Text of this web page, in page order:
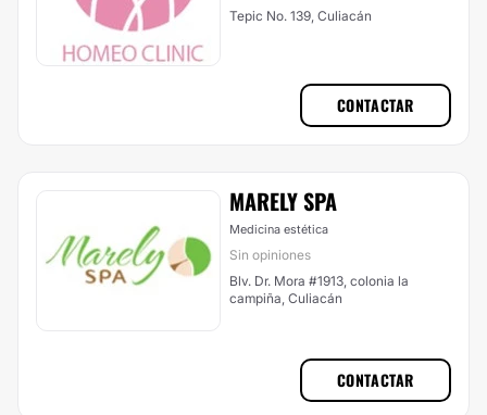
Tepic No. 139, Culiacán
CONTACTAR
MARELY SPA
Medicina estética
Sin opiniones
Blv. Dr. Mora #1913, colonia la
campiña, Culiacán
CONTACTAR